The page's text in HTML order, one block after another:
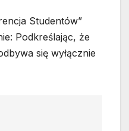
Studentów”
Podkreślając, że
się wyłącznie